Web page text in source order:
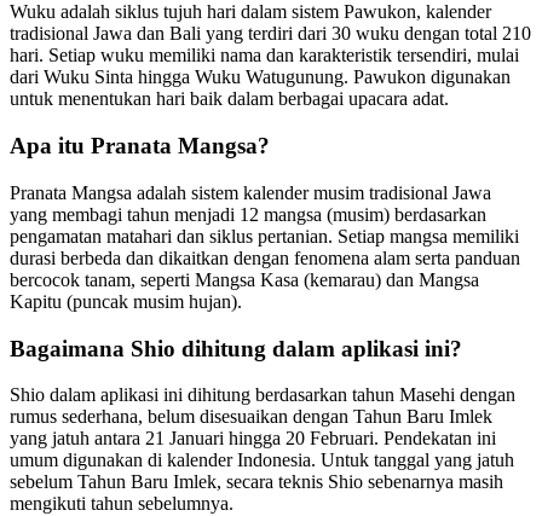
Wuku adalah siklus tujuh hari dalam sistem Pawukon, kalender
tradisional Jawa dan Bali yang terdiri dari 30 wuku dengan total 210
hari. Setiap wuku memiliki nama dan karakteristik tersendiri, mulai
dari Wuku Sinta hingga Wuku Watugunung. Pawukon digunakan
untuk menentukan hari baik dalam berbagai upacara adat.
Apa itu Pranata Mangsa?
Pranata Mangsa adalah sistem kalender musim tradisional Jawa
yang membagi tahun menjadi 12 mangsa (musim) berdasarkan
pengamatan matahari dan siklus pertanian. Setiap mangsa memiliki
durasi berbeda dan dikaitkan dengan fenomena alam serta panduan
bercocok tanam, seperti Mangsa Kasa (kemarau) dan Mangsa
Kapitu (puncak musim hujan).
Bagaimana Shio dihitung dalam aplikasi ini?
Shio dalam aplikasi ini dihitung berdasarkan tahun Masehi dengan
rumus sederhana, belum disesuaikan dengan Tahun Baru Imlek
yang jatuh antara 21 Januari hingga 20 Februari. Pendekatan ini
umum digunakan di kalender Indonesia. Untuk tanggal yang jatuh
sebelum Tahun Baru Imlek, secara teknis Shio sebenarnya masih
mengikuti tahun sebelumnya.